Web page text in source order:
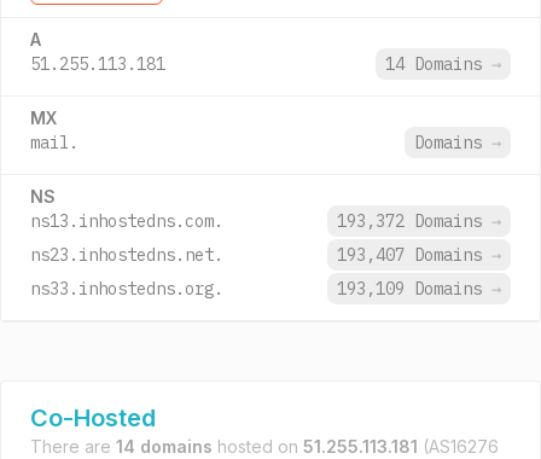
A
51.255.113.181 14 Domains →
MX
mail. Domains →
NS
ns13.inhostedns.com. 193,372 Domains →
ns23.inhostedns.net.
193,407 Domains →
ns33.inhostedns.org.
193,109 Domains →
Co-Hosted
There are 14 domains hosted on 51.255.113.181 (AS16276